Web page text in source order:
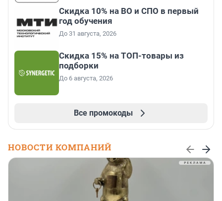
Скидка 10% на ВО и СПО в первый
год обучения
До 31 августа, 2026
Скидка 15% на ТОП-товары из
подборки
До 6 августа, 2026
Все промокоды
НОВОСТИ КОМПАНИЙ